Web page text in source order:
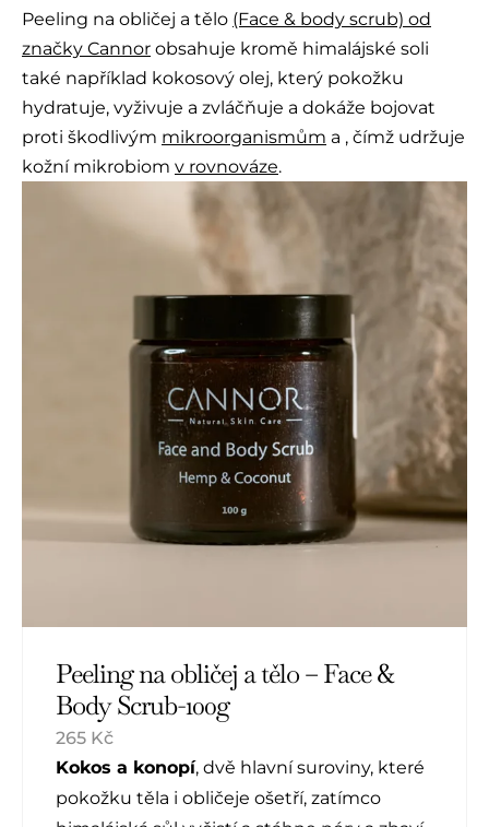
Peeling na obličej a tělo (Face & body scrub) od
značky Cannor obsahuje kromě himalájské soli
také například kokosový olej, který pokožku
hydratuje, vyživuje a zvláčňuje a dokáže bojovat
proti škodlivým mikroorganismům a , čímž udržuje
kožní mikrobiom v rovnováze.
Peeling na obličej a tělo – Face &
Body Scrub-100g
265 Kč
Kokos a konopí, dvě hlavní suroviny, které
pokožku těla i obličeje ošetří, zatímco